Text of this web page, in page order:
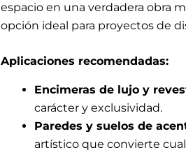
espacio en una verdadera obra
opción ideal para proyectos de
Aplicaciones recomendadas:
Encimeras de lujo y
carácter y exclusividad.
Paredes y suelos de
artístico que convierte